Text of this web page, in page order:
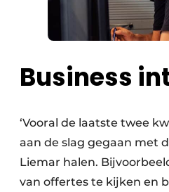
Business
‘Vooral de laatste twee
aan de slag gegaan met
Liemar halen.
van offertes te kijken en